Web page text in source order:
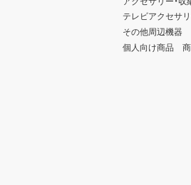
テレビアクセサ
その他周辺機器
個人向け商品